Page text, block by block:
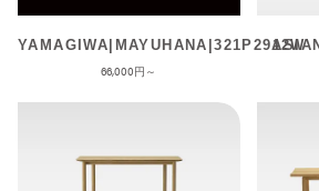
YAMAGIWA|MAYUHANA|321P2912W
66,000